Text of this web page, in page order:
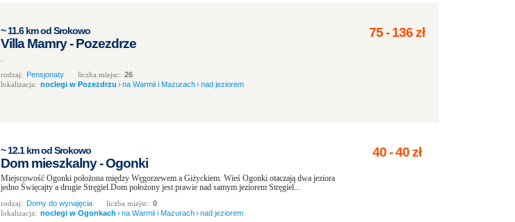
~ 11.6 km od Srokowo
Villa Mamry - Pozezdrze
.
rodzaj: Pensjonaty liczba miejsc: 26
lokalizacja: noclegi w Pozezdrzu ›na Warmii i Mazurach›nad jeziorem
75-136zł
~ 12.1 km od Srokowo
Dom mieszkalny - Ogonki
Miejscowość Ogonki położona między Węgorzewem a Giżyckiem. Wieś Ogonki otaczają dwa jeziora
jedno Święcajty a drugie Stręgiel.Dom położony jest prawie nad samym jeziorem Stręgiel...
rodzaj: Domy do wynajęcia liczba miejsc: 0
lokalizacja: noclegi w Ogonkach ›na Warmii i Mazurach›nad jeziorem
40-40zł